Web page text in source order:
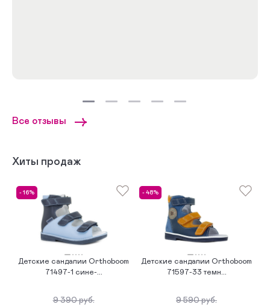
Все отзывы
Хиты продаж
- 16%
Детские сандалии Orthoboom
71497-1 сине-...
9 390 руб.
- 48%
Детские сандалии Orthoboom
71597-33 темн...
9 590 руб.